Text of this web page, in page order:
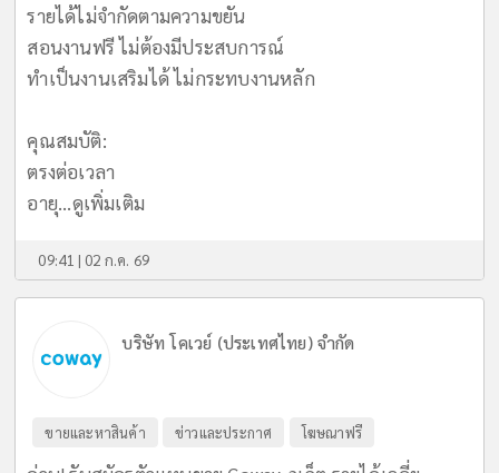
รายได้ไม่จำกัดตามความขยัน
สอนงานฟรี ไม่ต้องมีประสบการณ์
ทำเป็นงานเสริมได้ ไม่กระทบงานหลัก
​คุณสมบัติ:
ตรงต่อเวลา
อายุ...ดูเพิ่มเติม
09:41 | 02 ก.ค. 69
บริษัท โคเวย์ (ประเทศไทย) จำกัด
ขายและหาสินค้า ข่าวและประกาศ โฆษณาฟรี